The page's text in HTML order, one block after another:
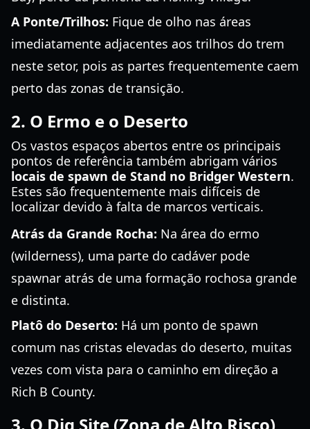
A Ponte/Trilhos: Fique de olho nas áreas
imediatamente adjacentes aos trilhos do trem
neste setor, pois as partes frequentemente caem
perto das zonas de transição.
2. O Ermo e o Deserto
Os vastos espaços abertos entre os principais
pontos de referência também abrigam vários
locais de spawn de Stand no Bridger Western.
Estes são frequentemente mais difíceis de
localizar devido à falta de marcos verticais.
Atrás da Grande Rocha: Na área do ermo
(wilderness), uma parte do cadáver pode
spawnar atrás de uma formação rochosa grande
e distinta.
Platô do Deserto: Há um ponto de spawn
comum nas cristas elevadas do deserto, muitas
vezes com vista para o caminho em direção a
Rich B County.